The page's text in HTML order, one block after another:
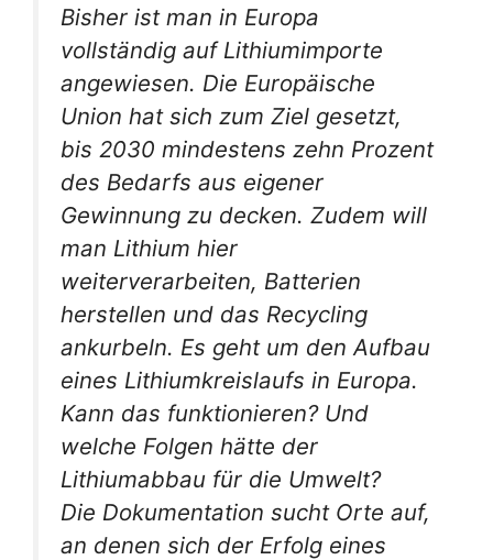
Bisher ist man in Europa
vollständig auf Lithiumimporte
angewiesen. Die Europäische
Union hat sich zum Ziel gesetzt,
bis 2030 mindestens zehn Prozent
des Bedarfs aus eigener
Gewinnung zu decken. Zudem will
man Lithium hier
weiterverarbeiten, Batterien
herstellen und das Recycling
ankurbeln. Es geht um den Aufbau
eines Lithiumkreislaufs in Europa.
Kann das funktionieren? Und
welche Folgen hätte der
Lithiumabbau für die Umwelt?
Die Dokumentation sucht Orte auf,
an denen sich der Erfolg eines